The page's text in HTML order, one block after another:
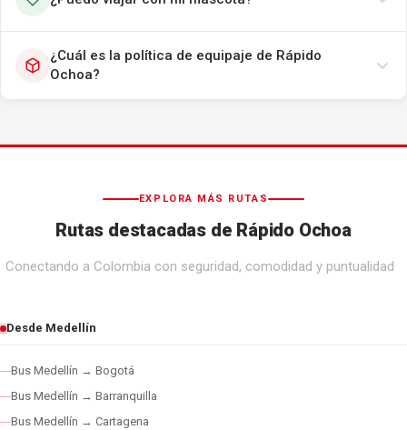
¿Cuál es la política de equipaje de Rápido
Ochoa?
EXPLORA MÁS RUTAS
Rutas destacadas de Rápido Ochoa
Conectando a Colombia con seguridad, comodidad y puntualidad
Desde Medellín
Bus Medellín → Bogotá
Bus Medellín → Barranquilla
Bus Medellín → Cartagena